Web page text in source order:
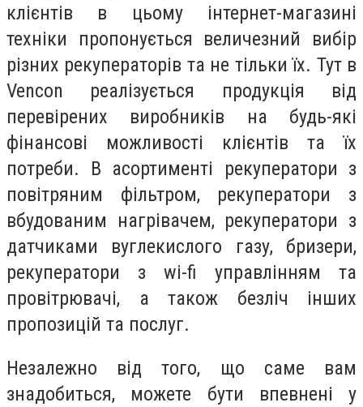
клієнтів в цьому інтернет-магазині
техніки пропонується величезний вибір
різних рекуператорів та не тільки їх. Тут в
Vencon реалізується продукція від
перевірених виробників на будь-які
фінансові можливості клієнтів та їх
потреби. В асортименті рекуператори з
повітряним фільтром, рекуператори з
вбудованим нагрівачем, рекуператори з
датчиками вуглекислого газу, бризери,
рекуператори з wi-fi управлінням та
провітрювачі, а також безліч інших
пропозицій та послуг.
Незалежно від того, що саме вам
знадобиться, можете бути впевнені у